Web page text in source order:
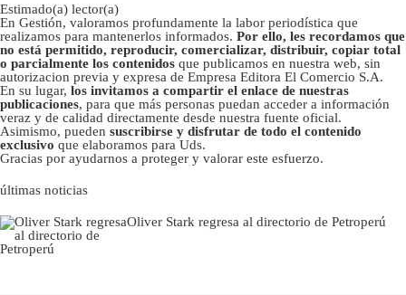
Estimado(a) lector(a)
En Gestión, valoramos profundamente la labor periodística que
realizamos para mantenerlos informados. Por ello, les recordamos que
no está permitido, reproducir, comercializar, distribuir, copiar total
o parcialmente los contenidos que publicamos en nuestra web, sin
autorizacion previa y expresa de Empresa Editora El Comercio S.A.
En su lugar, los invitamos a compartir el enlace de nuestras
publicaciones, para que más personas puedan acceder a información
veraz y de calidad directamente desde nuestra fuente oficial.
Asimismo, pueden suscribirse y disfrutar de todo el contenido
exclusivo que elaboramos para Uds.
Gracias por ayudarnos a proteger y valorar este esfuerzo.
últimas noticias
Oliver Stark regresa al directorio de Petroperú